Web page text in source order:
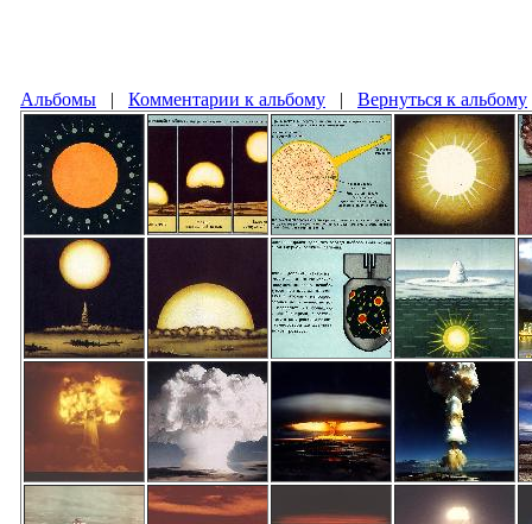
Альбомы | Комментарии к альбому | Вернуться к альбому